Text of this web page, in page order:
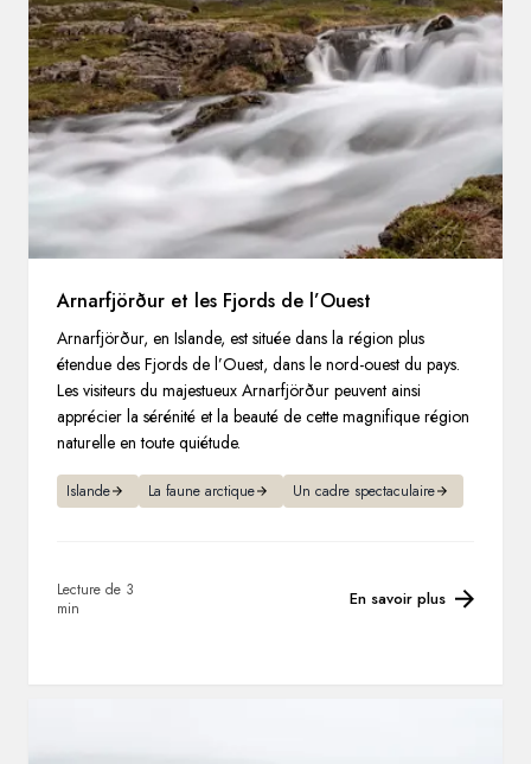
Arnarfjörður et les Fjords de l’Ouest
Arnarfjörður, en Islande, est située dans la région plus
étendue des Fjords de l’Ouest, dans le nord-ouest du pays.
Les visiteurs du majestueux Arnarfjörður peuvent ainsi
apprécier la sérénité et la beauté de cette magnifique région
naturelle en toute quiétude.
Islande La faune arctique Un cadre spectaculaire
Lecture de 3
min
En savoir plus